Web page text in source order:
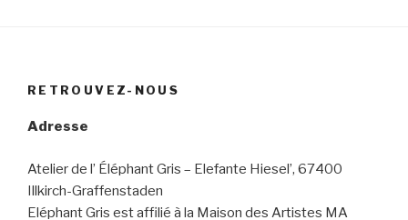
RETROUVEZ-NOUS
Adresse
Atelier de l’ Éléphant Gris – Elefante Hiesel’, 67400
Illkirch-Graffenstaden
Eléphant Gris est affilié à la Maison des Artistes MA